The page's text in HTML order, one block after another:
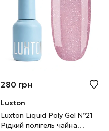
280 грн
Luxton
Luxton Liquid Poly Gel №21
Рідкий полігель чайна